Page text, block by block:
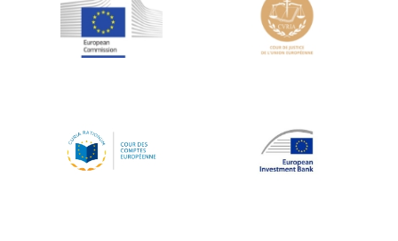
Jean-Louis Schiltz
Jean-Victor Louis
Johnny Åkerholm